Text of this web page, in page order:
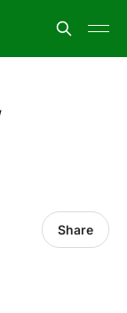
Share